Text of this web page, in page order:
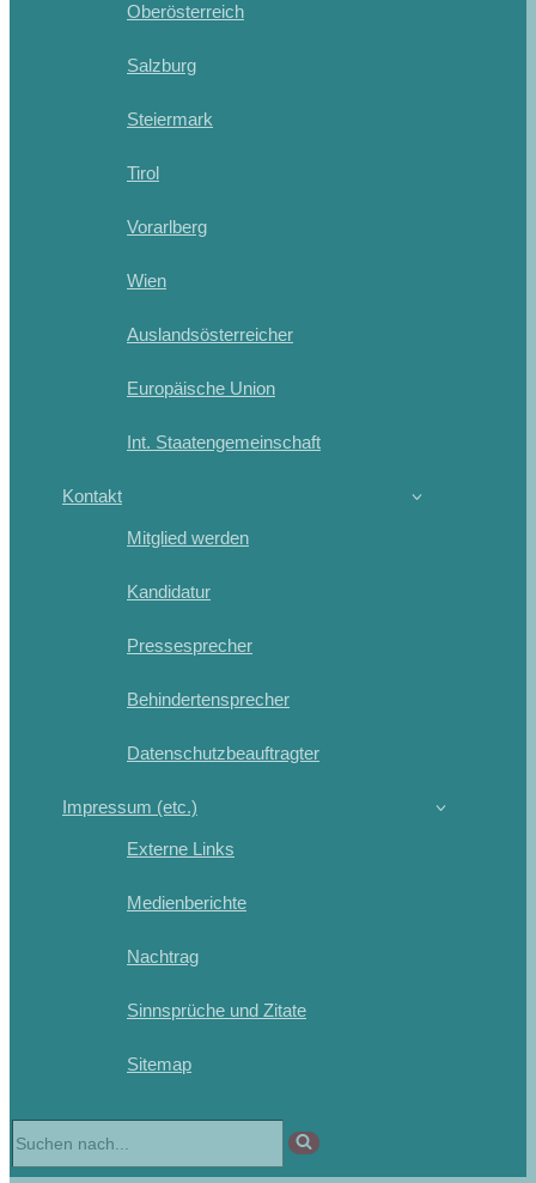
Oberösterreich
Salzburg
Steiermark
Tirol
Vorarlberg
Wien
Auslandsösterreicher
Europäische Union
Int. Staatengemeinschaft
Kontakt
Mitglied werden
Kandidatur
Pressesprecher
Behindertensprecher
Datenschutzbeauftragter
Impressum (etc.)
Externe Links
Medienberichte
Nachtrag
Sinnsprüche und Zitate
Sitemap